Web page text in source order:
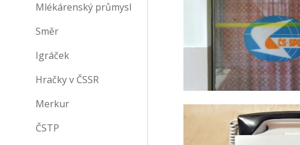
Mlékárenský průmysl
Směr
Igráček
Hračky v ČSSR
Merkur
ČSTP